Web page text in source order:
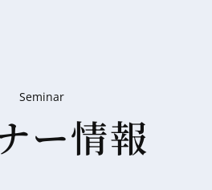
Seminar
ー情報